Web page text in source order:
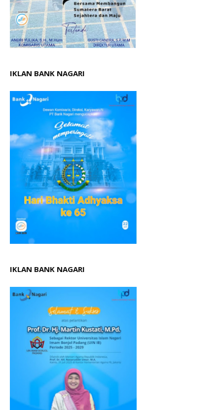
IKLAN BANK NAGARI
IKLAN BANK NAGARI